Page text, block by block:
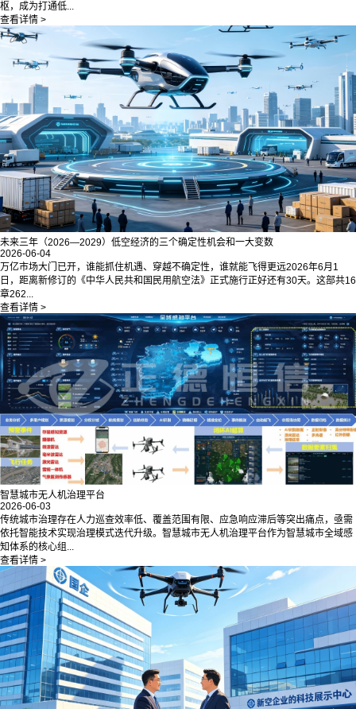
枢，成为打通低...
查看详情 >
未来三年（2026—2029）低空经济的三个确定性机会和一大变数
2026-06-04
万亿市场大门已开，谁能抓住机遇、穿越不确定性，谁就能飞得更远2026年6月1
日，距离新修订的《中华人民共和国民用航空法》正式施行正好还有30天。这部共16
章262...
查看详情 >
智慧城市无人机治理平台
2026-06-03
传统城市治理存在人力巡查效率低、覆盖范围有限、应急响应滞后等突出痛点，亟需
依托智能技术实现治理模式迭代升级。智慧城市无人机治理平台作为智慧城市全域感
知体系的核心组...
查看详情 >